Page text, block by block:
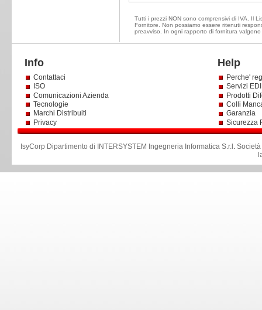
Tutti i prezzi NON sono comprensivi di IVA. Il
Fornitore. Non possiamo essere ritenuti
preavviso. In ogni rapporto di fornitura
Info Help
Contattaci
ISO
Comunicazioni Azienda
Tecnologie
Marchi Distribuiti
Privacy
Perche'
Servizi
Prodotti
Colli
Garanzia
Sicurezza
IsyCorp Dipartimento di INTERSYSTEM Ingegneria Informatica S.r.l .